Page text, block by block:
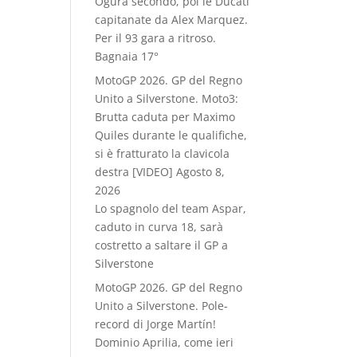
capitanate da Alex Marquez.
Per il 93 gara a ritroso.
Bagnaia 17°
MotoGP 2026. GP del Regno
Unito a Silverstone. Moto3:
Brutta caduta per Maximo
Quiles durante le qualifiche,
si è fratturato la clavicola
destra [VIDEO] Agosto 8,
2026
Lo spagnolo del team Aspar,
caduto in curva 18, sarà
costretto a saltare il GP a
Silverstone
MotoGP 2026. GP del Regno
Unito a Silverstone. Pole-
record di Jorge Martín!
Dominio Aprilia, come ieri